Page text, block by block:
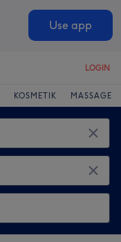
Use app
LOGIN
KOSMETIK MASSAGE